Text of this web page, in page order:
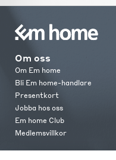
Om oss
Om Em home
Bli Em home-handlare
Presentkort
Jobba hos oss
Em home Club
Medlemsvillkor